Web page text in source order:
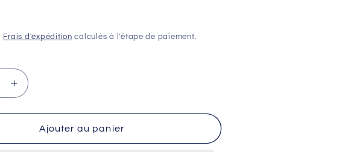
Frais d'expédition calculés à l'étape de paiement.
Augmenter
la
quantité
Kit
Ajouter au panier